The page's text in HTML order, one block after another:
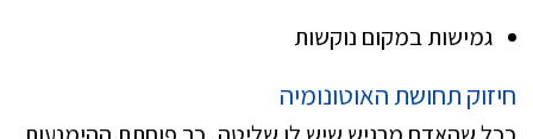
גמישות במקום נוקשות
חיזוק תחושת האוטונומיה